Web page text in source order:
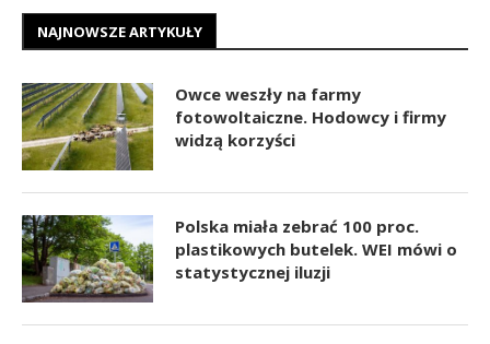
NAJNOWSZE ARTYKUŁY
Owce weszły na farmy
fotowoltaiczne. Hodowcy i firmy
widzą korzyści
Polska miała zebrać 100 proc.
plastikowych butelek. WEI mówi o
statystycznej iluzji